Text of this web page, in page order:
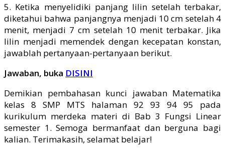
5. Ketika menyelidiki panjang lilin setelah terbakar,
diketahui bahwa panjangnya menjadi 10 cm setelah 4
menit, menjadi 7 cm setelah 10 menit terbakar. Jika
lilin menjadi memendek dengan kecepatan konstan,
jawablah pertanyaan-pertanyaan berikut.
Jawaban, buka DISINI
Demikian pembahasan kunci jawaban Matematika
kelas 8 SMP MTS halaman 92 93 94 95 pada
kurikulum merdeka materi di Bab 3 Fungsi Linear
semester 1. Semoga bermanfaat dan berguna bagi
kalian. Terimakasih, selamat belajar!